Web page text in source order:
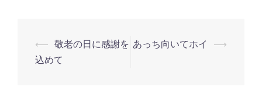
投
稿
⟵ 敬老の日に感謝を
込めて
あっち向いてホイ ⟶